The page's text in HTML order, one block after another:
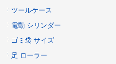
ツールケース
電動 シリンダー
ゴミ袋 サイズ
足 ローラー